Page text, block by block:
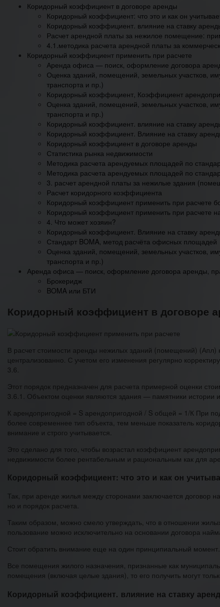
Коридорный коэффициент в договоре аренды
Коридорный коэффициент: что это и как он
Коридорный коэффициент. влияние на ставку
Расчет арендной платы за нежилое помещение:
4.1.методика расчета арендной платы за
Коридорный коэффициент применить при расчете
Аренда офиса — поиск, оформление договора
Оценка зданий, помещений, земельных участков,
транспорта и пр.)
Коридорный коэффициент, Коэффициент
Оценка зданий, помещений, земельных участков,
транспорта и пр.)
Коридорный коэффициент. влияние на ставку
Коридорный коэффициент. Влияние на ставку
Коридорный коэффициент в договоре аренды
Статистика рынка недвижимости
Методика расчета арендуемых площадей по
Методика расчета арендуемых площадей по
3. расчет арендной платы за нежилые здания
Расчет коридорного коэффициента
Коридорный коэффициент применить при расчете
Коридорный коэффициент применить при расчете
4. Что может хозяин?
Коридорный коэффициент. Влияние на ставку
Стандарт BOMA, метод расчёта офисных площадей
Оценка зданий, помещений, земельных участков,
транспорта и пр.)
Аренда офиса — поиск, оформление договора аренды,
Брокеридж
BOMA или БТИ
Коридорный коэффициент в договоре
В расчет стоимости аренды нежилых зданий (помещений)
централизованно. С учетом его изменения регулярно
3.6.
Этот порядок предназначен для расчета примерной оценки
3.6.1. Объектом оценки являются здания — памятники истории
К арендопригодной = S арендопригодной / S общей = 1/К При
более современнее тип объекта, тем меньше показатель
внимание и строго учитывается.
Это сделано для того, чтобы возрастал коэффициент
недвижимости более рентабельным и рациональным как для
Коридорный коэффициент: что это и как он
Так, при аренде жилья между сторонами заключается договор
но и порядок расчета.
Таким образом, можно смело утверждать, что в отношении
пользование можно исключительно на основании договора
Стоит обратить внимание еще на один принципиальный момент.
Все помещения жилого назначения, признанные как
помещения (включая целые здания), то его получить могут
Коридорный коэффициент. влияние на ставку